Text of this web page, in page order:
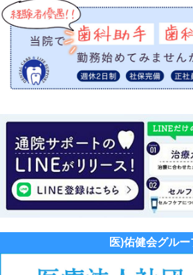
医)佑健会グルー